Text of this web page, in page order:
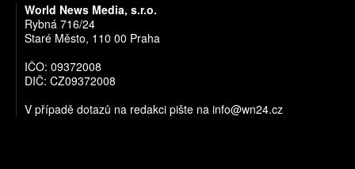
World News Media, s.r.o.
Rybná 716/24
Staré Město, 110 00 Praha
IČO: 09372008
DIČ: CZ09372008
V případě dotazů na redakci pište na info@wn24.cz